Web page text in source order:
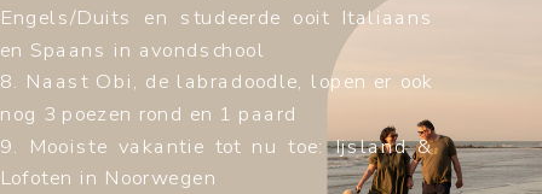
Engels/Duits en studeerde ooit Italiaans
en Spaans in avondschool
8. Naast Obi, de labradoodle, lopen er ook
nog 3 poezen rond en 1 paard
9. Mooiste vakantie tot nu toe: Ijsland &
Lofoten in Noorwegen